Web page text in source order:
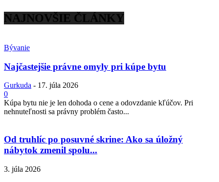
NAJNOVŠIE ČLÁNKY
Bývanie
Najčastejšie právne omyly pri kúpe bytu
Gurkuda - 17. júla 2026
0
Kúpa bytu nie je len dohoda o cene a odovzdanie kľúčov. Pri
nehnuteľnosti sa právny problém často...
Od truhlíc po posuvné skrine: Ako sa úložný
nábytok zmenil spolu...
3. júla 2026